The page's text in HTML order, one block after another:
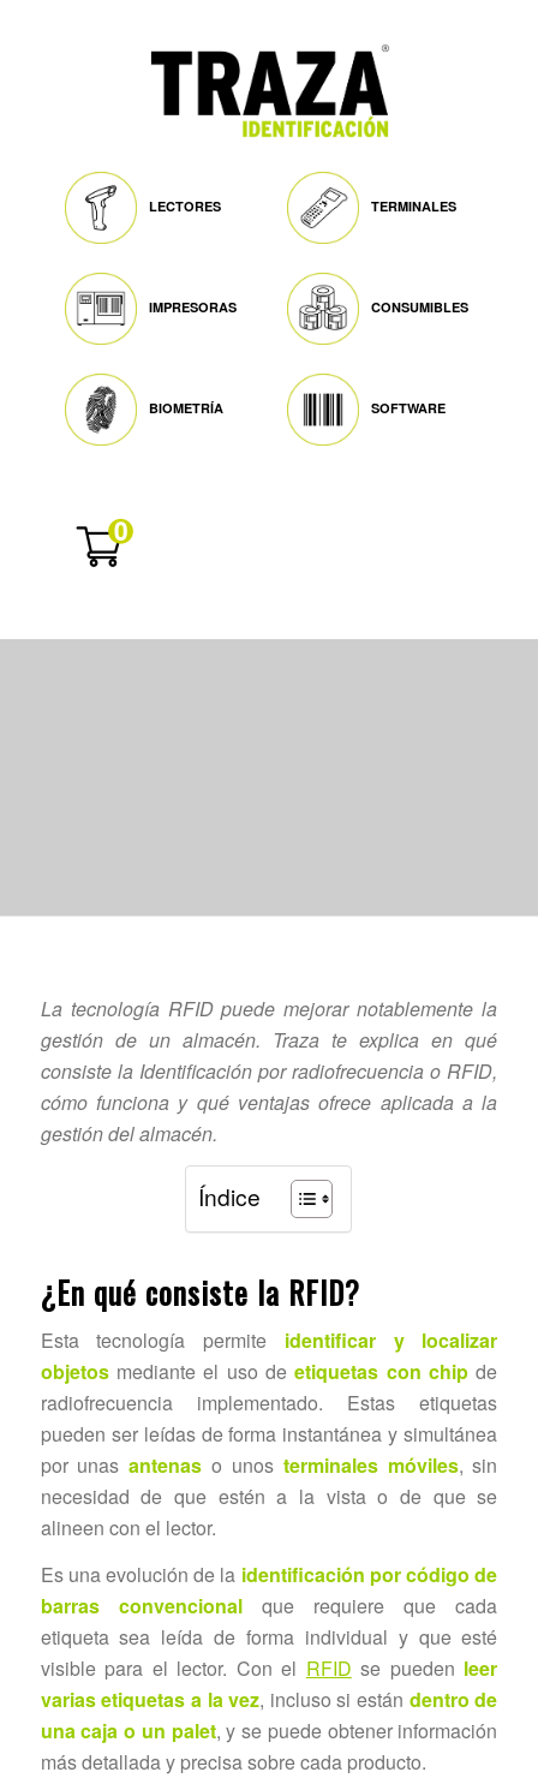
LECTORES TERMINALES
IMPRESORAS CONSUMIBLES
BIOMETRÍA SOFTWARE
La tecnología RFID puede mejorar notablemente la
gestión de un almacén. Traza te explica en qué
consiste la Identificación por radiofrecuencia o RFID,
cómo funciona y qué ventajas ofrece aplicada a la
gestión del almacén.
Índice
¿En qué consiste la RFID?
Esta tecnología permite identificar y localizar
objetosmediante el uso deetiquetas con chip de
radiofrecuencia implementado. Estas etiquetas
pueden ser leídas de forma instantánea y simultánea
por unasantenas o unos terminales móviles, sin
necesidad de que estén a la vista o de que se
alineen con el lector.
Es una evolución de la identificación por código de
barras convencionalque requiere que cada
etiqueta sea leída de forma individual y que esté
visible para el lector. Con el RFID se pueden leer
varias etiquetas a la vez, incluso si están dentro de
una caja o un palet, y se puede obtener información
más detallada y precisa sobre cada producto.